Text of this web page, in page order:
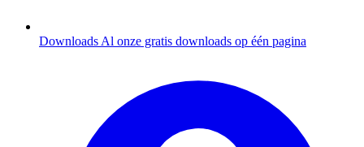
Downloads Al onze gratis downloads op één pagina